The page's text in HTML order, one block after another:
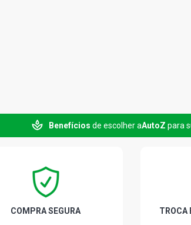
Benefícios de escolher aAutoZ para
COMPRA SEGURA TROCA